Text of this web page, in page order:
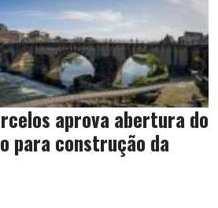
aprova abertura do
para construção da